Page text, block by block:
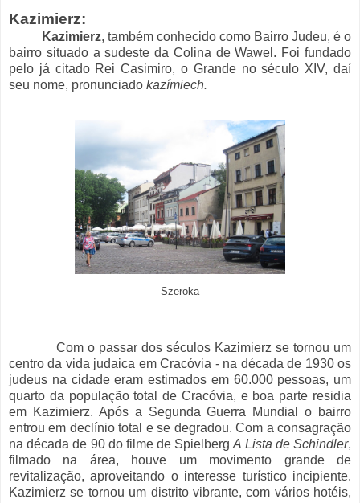
Kazimierz:
Kazimierz, também conhecido como Bairro Judeu, é o
bairro situado a sudeste da Colina de Wawel. Foi fundado
pelo já citado Rei Casimiro, o Grande no século XIV, daí
seu nome, pronunciado kazímiech.
Szeroka
Com o passar dos séculos Kazimierz se tornou um
centro da vida judaica em Cracóvia - na década de 1930 os
judeus na cidade eram estimados em 60.000 pessoas, um
quarto da população total de Cracóvia, e boa parte residia
em Kazimierz. Após a Segunda Guerra Mundial o bairro
entrou em declínio total e se degradou. Com a consagração
na década de 90 do filme de SpielbergA Lista de Schindler,
filmado na área, houve um movimento grande de
revitalização, aproveitando o interesse turístico incipiente.
Kazimierz se tornou um distrito vibrante, com vários hotéis,